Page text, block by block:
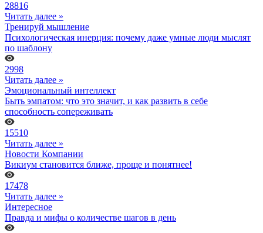
28816
Читать далее »
Тренируй мышление
Психологическая инерция: почему даже умные люди мыслят
по шаблону
2998
Читать далее »
Эмоциональный интеллект
Быть эмпатом: что это значит, и как развить в себе
способность сопереживать
15510
Читать далее »
Новости Компании
Викиум становится ближе, проще и понятнее!
17478
Читать далее »
Интересное
Правда и мифы о количестве шагов в день